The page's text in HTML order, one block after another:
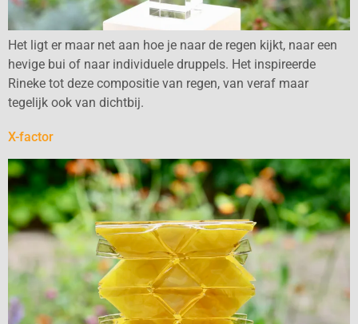
Het ligt er maar net aan hoe je naar de regen kijkt, naar een
hevige bui of naar individuele druppels. Het inspireerde
Rineke tot deze compositie van regen, van veraf maar
tegelijk ook van dichtbij.
X-factor